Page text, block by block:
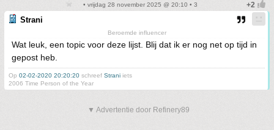
• vrijdag 28 november 2025 @ 20:10 • 3
Strani
Beroemde influencer
Wat leuk, een topic voor deze lijst. Blij dat ik er nog net op tijd in
gepost heb.
Op 02-02-2020 20:20:20 schreef Strani iets
2006 Time Person of the Year
▼ Advertentie door Refinery89